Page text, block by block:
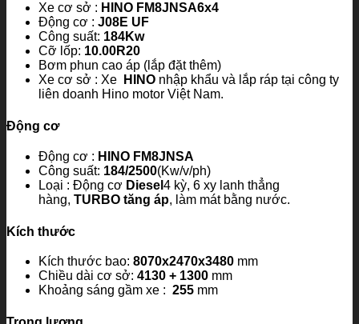
Xe cơ sở : HINO FM8JNSA6x4
Động cơ : J08E UF
Công suất: 184Kw
Cỡ lốp: 10.00R20
Bơm phun cao áp (lắp đặt thêm)
Xe cơ sở : Xe
HINO nhập khẩu và lắp ráp tại công ty
liên doanh Hino motor Việt Nam.
Động cơ
Động cơ : HINO FM8JNSA
Công suất: 184/2500(Kw/v/ph)
Loại : Động cơ Diesel 4 kỳ, 6 xy lanh thẳng
hàng, TURBO tăng áp, làm mát bằng nước.
Kích thước
Kích thước bao: 8070x2470x3480 mm
Chiều dài cơ sở: 4130 + 1300 mm
Khoảng sáng gầm xe : 255 mm